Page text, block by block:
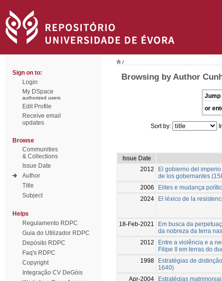
Sign on to:
Login
My DSpace
authorized users
Edit Profile
Receive email
updates
Browse
Communities
& Collections
Issue Date
Author
Title
Subject
Helps
Regulamento RDPC
Guia do Utilizador RDPC
Depósito RDPC
Faq's RDPC
Copyright
Integração CV DeGóis
/
Browsing by Author
Jump
or
Sort by:
Issue Date
2012
El gobierno del
de los gobernantes
2006
Elites e mudança
2024
El léxico de la
18-Feb-2021
Em busca da
da nobreza da terra
2012
Entre a violência e a
Filipe II em terras do
1998
Estratégias de
1640)
Apr-2004
Estratégias